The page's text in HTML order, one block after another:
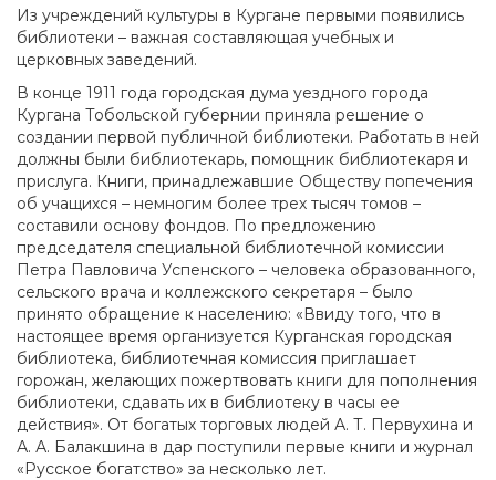
Из учреждений культуры в Кургане первыми появились
библиотеки – важная составляющая учебных и
церковных заведений.
В конце 1911 года городская дума уездного города
Кургана Тобольской губернии приняла решение о
создании первой публичной библиотеки. Работать в ней
должны были библиотекарь, помощник библиотекаря и
прислуга. Книги, принадлежавшие Обществу попечения
об учащихся – немногим более трех тысяч томов –
составили основу фондов. По предложению
председателя специальной библиотечной комиссии
Петра Павловича Успенского – человека образованного,
сельского врача и коллежского секретаря – было
принято обращение к населению: «Ввиду того, что в
настоящее время организуется Курганская городская
библиотека, библиотечная комиссия приглашает
горожан, желающих пожертвовать книги для пополнения
библиотеки, сдавать их в библиотеку в часы ее
действия». От богатых торговых людей А. Т. Первухина и
А. А. Балакшина в дар поступили первые книги и журнал
«Русское богатство» за несколько лет.